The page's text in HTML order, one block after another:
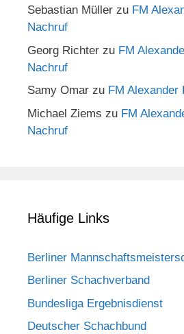
Sebastian Müller zu FM
Nachruf
Georg Richter zu FM
Nachruf
Samy Omar zu FM Alexander
Michael Ziems zu FM
Nachruf
Häufige Links
Berliner
Berliner Schachverband
Bundesliga Ergebnisdienst
Deutscher Schachbund